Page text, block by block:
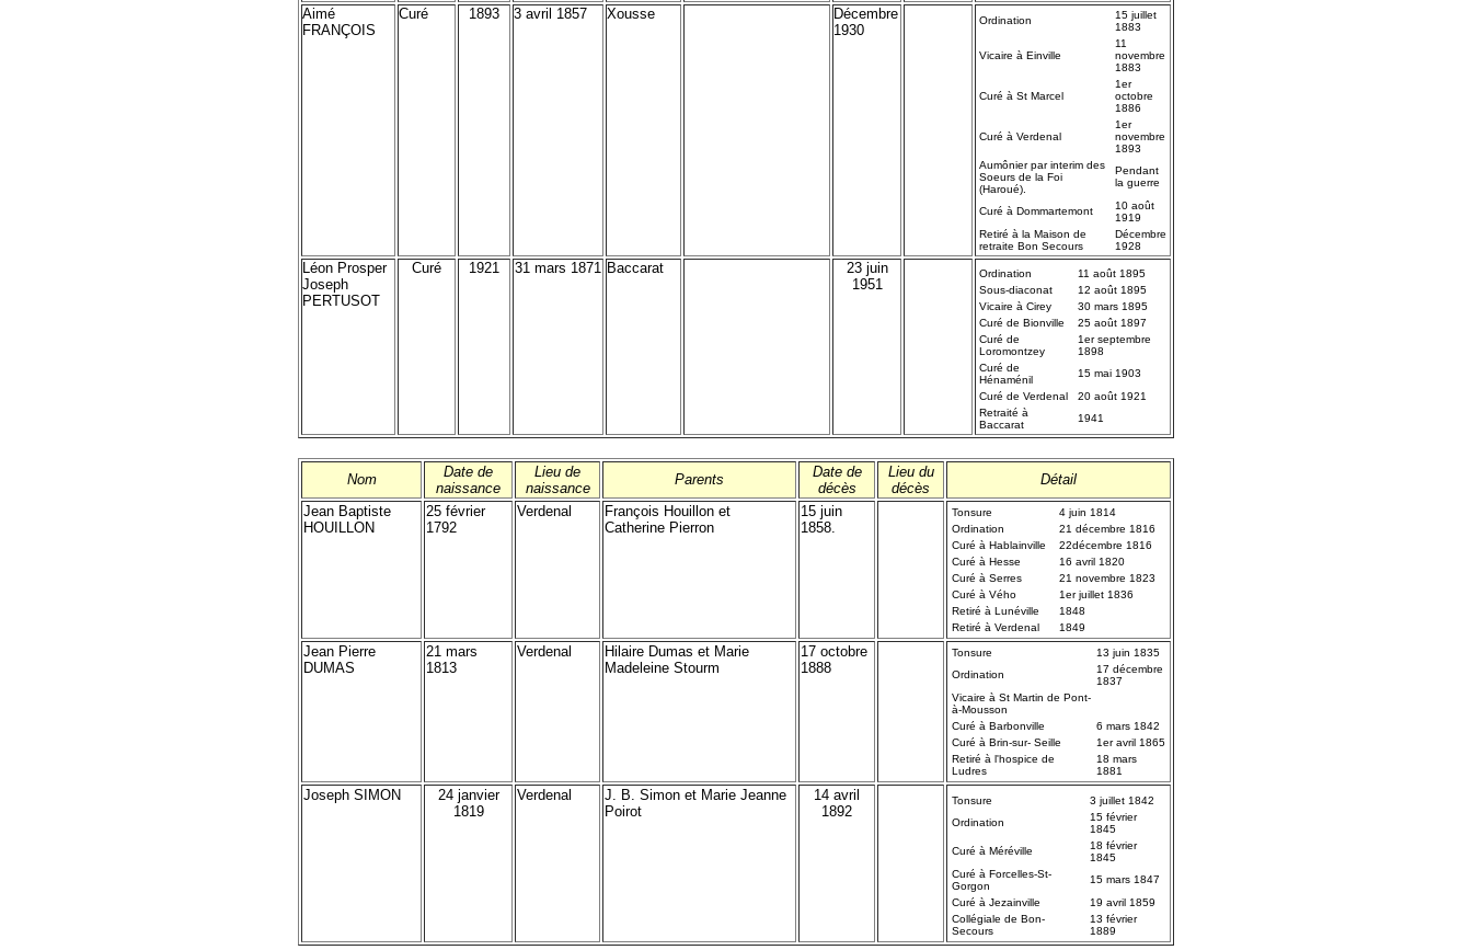
Aimé
FRANÇOIS
Curé 1893 3 avril 1857 Xousse
Décembre
1930
Ordination
15 juillet
1883
Vicaire à Einville
11
novembre
1883
Curé à St Marcel
1er
octobre
1886
Curé à Verdenal
1er
novembre
1893
Aumônier par interim des
Soeurs de la Foi
(Haroué).
Pendant
la guerre
Curé à Dommartemont
10 août
1919
Retiré à la Maison de
retraite Bon Secours
Décembre
1928
Léon Prosper
Joseph
PERTUSOT
Curé 1921 31 mars 1871 Baccarat
23 juin
1951
Ordination
11 août 1895
Sous-diaconat
12 août 1895
Vicaire à Cirey
30 mars 1895
Curé de Bionville
25 août 1897
Curé de
Loromontzey
1er septembre
1898
Curé de
Hénaménil
15 mai 1903
Curé de Verdenal
20 août 1921
Retraité à
Baccarat
1941
Nom
Date de
naissance
Lieu de
naissance
Parents
Date de
décès
Lieu du
décès
Détail
Jean Baptiste
HOUILLON
25 février
1792
Verdenal
François Houillon et
Catherine Pierron
15 juin
1858.
Tonsure
4 juin 1814
Ordination
21 décembre 1816
Curé à Hablainville
22décembre 1816
Curé à Hesse
16 avril 1820
Curé à Serres
21 novembre 1823
Curé à Vého
1er juillet 1836
Retiré à Lunéville
1848
Retiré à Verdenal
1849
Jean Pierre
DUMAS
21 mars
1813
Verdenal
Hilaire Dumas et Marie
Madeleine Stourm
17 octobre
1888
Tonsure
13 juin 1835
Ordination
17 décembre
1837
Vicaire à St Martin de Pont-
à-Mousson
Curé à Barbonville
6 mars 1842
Curé à Brin-sur- Seille
1er avril 1865
Retiré à l'hospice de
Ludres
18 mars
1881
Joseph SIMON
24 janvier
1819
Verdenal
J. B. Simon et Marie Jeanne
Poirot
14 avril
1892
Tonsure
3 juillet 1842
Ordination
15 février
1845
Curé à Méréville
18 février
1845
Curé à Forcelles-St-
Gorgon
15 mars 1847
Curé à Jezainville
19 avril 1859
Collégiale de Bon-
Secours
13 février
1889